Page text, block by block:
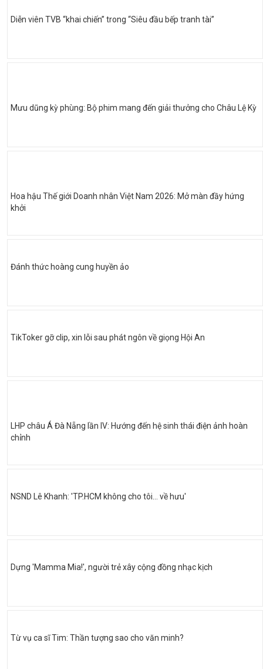
Diễn viên TVB “khai chiến” trong “Siêu đầu bếp tranh tài”
Mưu dũng kỳ phùng: Bộ phim mang đến giải thưởng cho Châu Lệ Kỳ
Hoa hậu Thế giới Doanh nhân Việt Nam 2026: Mở màn đầy hứng
khởi
Đánh thức hoàng cung huyền ảo
TikToker gỡ clip, xin lỗi sau phát ngôn về giọng Hội An
LHP châu Á Đà Nẵng lần IV: Hướng đến hệ sinh thái điện ảnh hoàn
chỉnh
NSND Lê Khanh: 'TP.HCM không cho tôi… về hưu'
Dựng 'Mamma Mia!', người trẻ xây cộng đồng nhạc kịch
Từ vụ ca sĩ Tim: Thần tượng sao cho văn minh?